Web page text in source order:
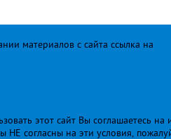
материалов с сайта ссылка на
этот сайт Вы соглашаетесь
НЕ согласны на эти условия,